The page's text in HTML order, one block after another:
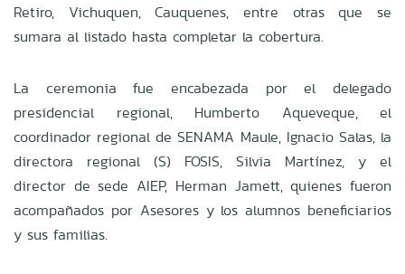
Retiro, Vichuquen, Cauquenes, entre otras que se
sumara al listado hasta completar la cobertura.
La ceremonia fue encabezada por el delegado
presidencial regional, Humberto Aqueveque, el
coordinador regional de SENAMA Maule, Ignacio Salas, la
directora regional (S) FOSIS, Silvia Martínez, y el
director de sede AIEP, Herman Jamett, quienes fueron
acompañados por Asesores y los alumnos beneficiarios
y sus familias.